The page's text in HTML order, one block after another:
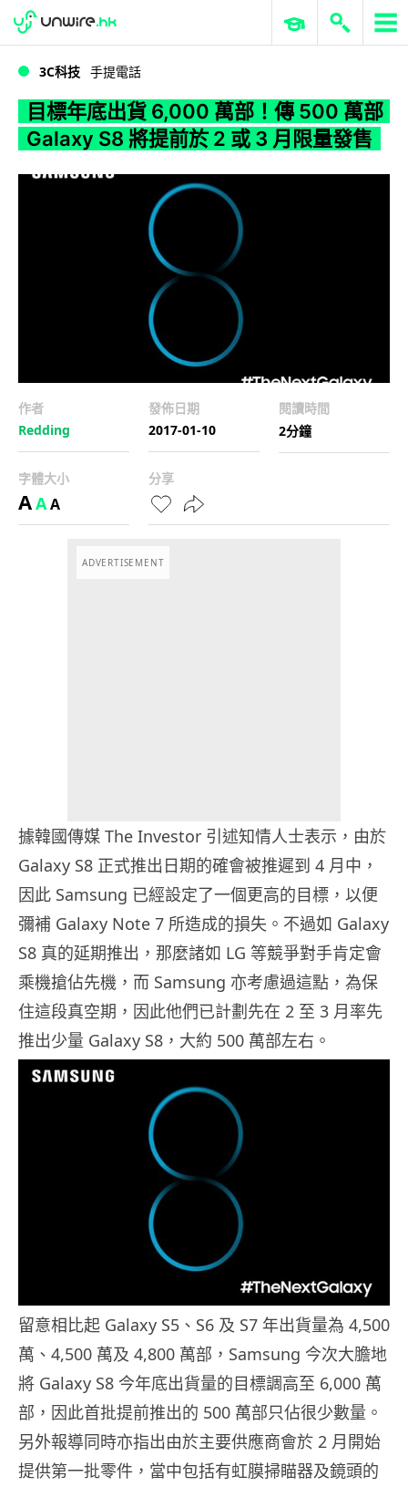
WWDC 2026 ERP 與商業 AI
3C科技 手提電話
目標年底出貨 6,000 萬部！傳 500 萬部
Galaxy S8 將提前於 2 或 3 月限量發售
作者
Redding
發佈日期
2017-01-10
閱讀時間
2分鐘
字體大小
AAA
分享
ADVERTISEMENT
據韓國傳媒 The Investor 引述知情人士表示，由於
Galaxy S8 正式推出日期的確會被推遲到 4 月中，
因此 Samsung 已經設定了一個更高的目標，以便
彌補 Galaxy Note 7 所造成的損失。不過如 Galaxy
S8 真的延期推出，那麼諸如 LG 等競爭對手肯定會
乘機搶佔先機，而 Samsung 亦考慮過這點，為保
住這段真空期，因此他們已計劃先在 2 至 3 月率先
推出少量 Galaxy S8，大約 500 萬部左右。
留意相比起 Galaxy S5、S6 及 S7 年出貨量為 4,500
萬、4,500 萬及 4,800 萬部，Samsung 今次大膽地
將 Galaxy S8 今年底出貨量的目標調高至 6,000 萬
部，因此首批提前推出的 500 萬部只佔很少數量。
另外報導同時亦指出由於主要供應商會於 2 月開始
提供第一批零件，當中包括有虹膜掃瞄器及鏡頭的